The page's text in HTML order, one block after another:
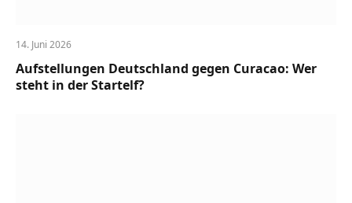
14. Juni 2026
Aufstellungen Deutschland gegen Curacao: Wer
steht in der Startelf?